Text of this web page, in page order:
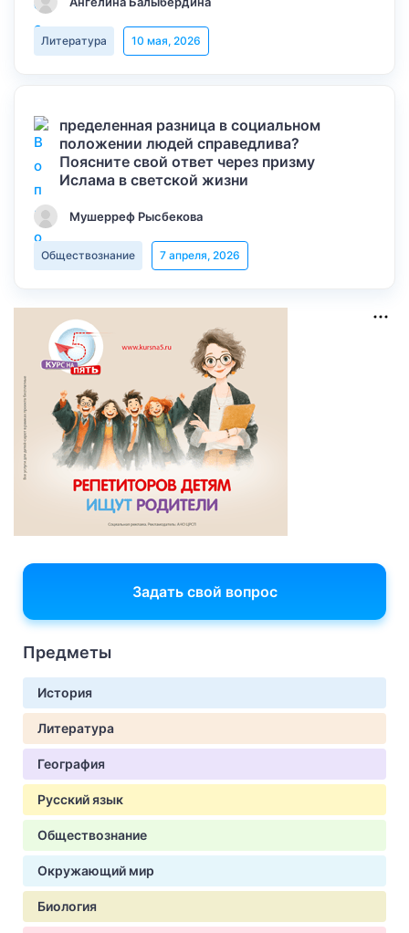
Литература 10 мая, 2026
пределенная разница в социальном
положении людей справедлива?
Поясните свой ответ через призму
Ислама в светской жизни
Мушерреф Рысбекова
Обществознание 7 апреля, 2026
Задать свой вопрос
Предметы
История
Литература
География
Русский язык
Обществознание
Окружающий мир
Биология